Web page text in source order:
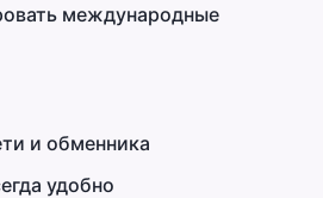
международные
и обменника
удобно